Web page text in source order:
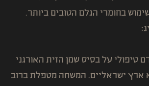
בחומרי הגלם הטובים ביותר.
טיפולי על בסיס שמן הזית האורגני
ארץ ישראליים. המשחה מטפלת ברוב